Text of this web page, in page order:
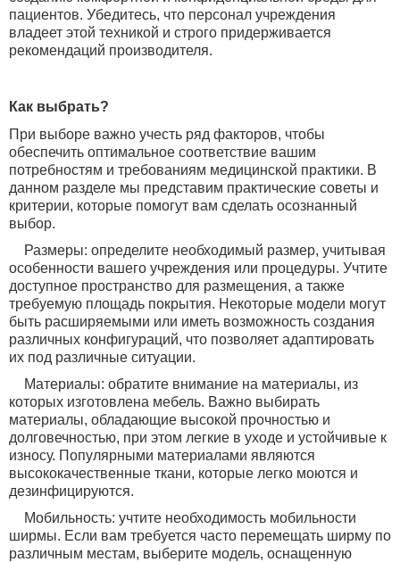
пациентов. Убедитесь, что персонал учреждения
владеет этой техникой и строго придерживается
рекомендаций производителя.
Как выбрать?
При выборе важно учесть ряд факторов, чтобы
обеспечить оптимальное соответствие вашим
потребностям и требованиям медицинской практики. В
данном разделе мы представим практические советы и
критерии, которые помогут вам сделать осознанный
выбор.
Размеры: определите необходимый размер, учитывая
особенности вашего учреждения или процедуры. Учтите
доступное пространство для размещения, а также
требуемую площадь покрытия. Некоторые модели могут
быть расширяемыми или иметь возможность создания
различных конфигураций, что позволяет адаптировать
их под различные ситуации.
Материалы: обратите внимание на материалы, из
которых изготовлена мебель. Важно выбирать
материалы, обладающие высокой прочностью и
долговечностью, при этом легкие в уходе и устойчивые к
износу. Популярными материалами являются
высококачественные ткани, которые легко моются и
дезинфицируются.
Мобильность: учтите необходимость мобильности
ширмы. Если вам требуется часто перемещать ширму по
различным местам, выберите модель, оснащенную